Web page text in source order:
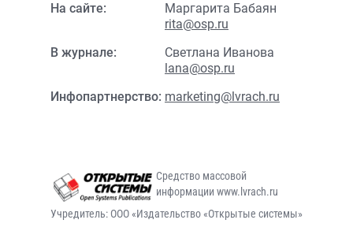
На сайте:
Маргарита Бабаян
rita@osp.ru
В журнале:
Светлана Иванова
lana@osp.ru
Инфопартнерство: marketing@lvrach.ru
Средство массовой
информации www.lvrach.ru
Учредитель: ООО «Издательство «Открытые системы»